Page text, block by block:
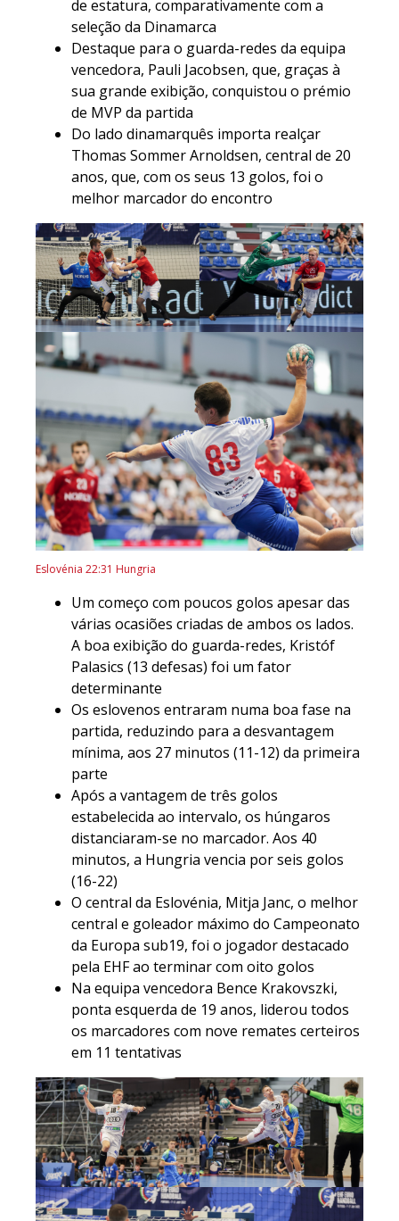
de estatura, comparativamente com a
seleção da Dinamarca
Destaque para o guarda-redes da equipa
vencedora, Pauli Jacobsen, que, graças à
sua grande exibição, conquistou o prémio
de MVP da partida
Do lado dinamarquês importa realçar
Thomas Sommer Arnoldsen, central de 20
anos, que, com os seus 13 golos, foi o
melhor marcador do encontro
Eslovénia 22:31 Hungria
Um começo com poucos golos apesar das
várias ocasiões criadas de ambos os lados.
A boa exibição do guarda-redes, Kristóf
Palasics (13 defesas) foi um fator
determinante
Os eslovenos entraram numa boa fase na
partida, reduzindo para a desvantagem
mínima, aos 27 minutos (11-12) da primeira
parte
Após a vantagem de três golos
estabelecida ao intervalo, os húngaros
distanciaram-se no marcador. Aos 40
minutos, a Hungria vencia por seis golos
(16-22)
O central da Eslovénia, Mitja Janc, o melhor
central e goleador máximo do Campeonato
da Europa sub19, foi o jogador destacado
pela EHF ao terminar com oito golos
Na equipa vencedora Bence Krakovszki,
ponta esquerda de 19 anos, liderou todos
os marcadores com nove remates certeiros
em 11 tentativas